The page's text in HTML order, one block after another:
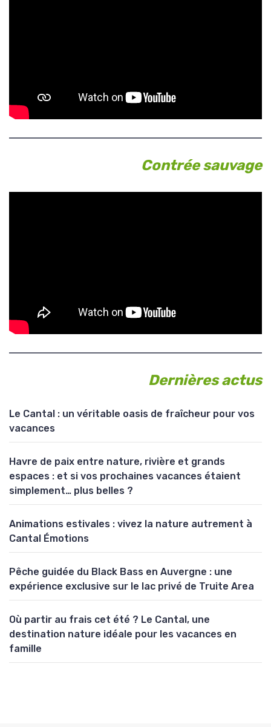
Contrée sauvage
Dernières actus
Le Cantal : un véritable oasis de fraîcheur pour vos
vacances
Havre de paix entre nature, rivière et grands
espaces : et si vos prochaines vacances étaient
simplement… plus belles ?
Animations estivales : vivez la nature autrement à
Cantal Émotions
Pêche guidée du Black Bass en Auvergne : une
expérience exclusive sur le lac privé de Truite Area
Où partir au frais cet été ? Le Cantal, une
destination nature idéale pour les vacances en
famille